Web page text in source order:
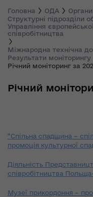
Головна ОДА
Структурні підрозділи
Управління
співробітництва
Міжнародна технічна
Результати
Річний моніторинг за
Річний
“Спільна спадщина –
промоція культурної
Діяльність
співробітництва
Музеї прикордоння –